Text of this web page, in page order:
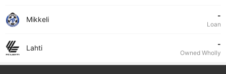
Mikkeli -
Loan
Lahti -
Owned Wholly